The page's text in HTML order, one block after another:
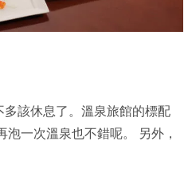
該休息了。溫泉旅館的標配
一次溫泉也不錯呢。 另外，